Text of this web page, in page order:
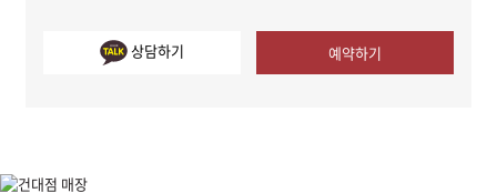
상담하기 예약하기